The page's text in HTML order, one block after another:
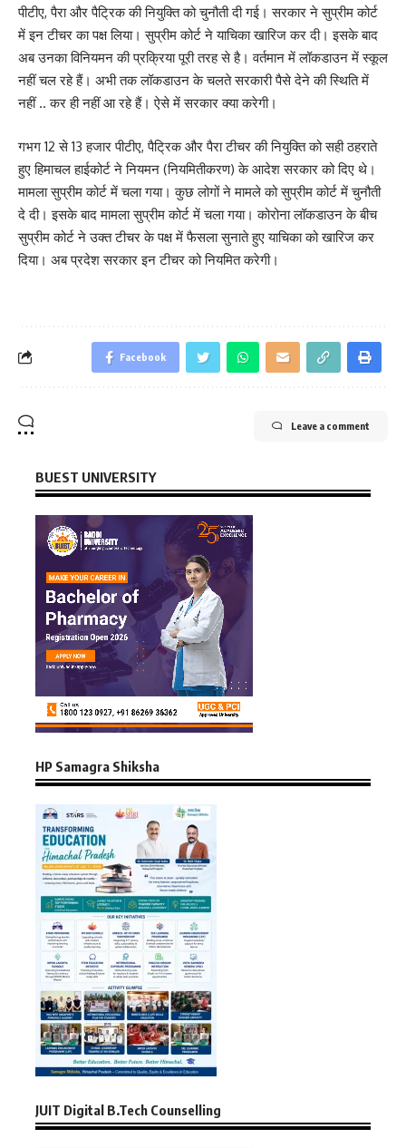
पीटीए, पैरा और पैट्रिक की नियुक्ति को चुनौती दी गई। सरकार ने सुप्रीम कोर्ट
में इन टीचर का पक्ष लिया। सुप्रीम कोर्ट ने याचिका खारिज कर दी। इसके बाद
अब उनका विनियमन की प्रक्रिया पूरी तरह से है। वर्तमान में लॉकडाउन में स्कूल
नहीं चल रहे हैं। अभी तक लॉकडाउन के चलते सरकारी पैसे देने की स्थिति में
नहीं .. कर ही नहीं आ रहे हैं। ऐसे में सरकार क्या करेगी।
गभग 12 से 13 हजार पीटीए, पैट्रिक और पैरा टीचर की नियुक्ति को सही ठहराते
हुए हिमाचल हाईकोर्ट ने नियमन (नियमितीकरण) के आदेश सरकार को दिए थे।
मामला सुप्रीम कोर्ट में चला गया। कुछ लोगों ने मामले को सुप्रीम कोर्ट में चुनौती
दे दी। इसके बाद मामला सुप्रीम कोर्ट में चला गया। कोरोना लॉकडाउन के बीच
सुप्रीम कोर्ट ने उक्त टीचर के पक्ष में फैसला सुनाते हुए याचिका को खारिज कर
दिया। अब प्रदेश सरकार इन टीचर को नियमित करेगी।
Facebook
Leave a comment
BUEST UNIVERSITY
HP Samagra Shiksha
JUIT Digital B.Tech Counselling